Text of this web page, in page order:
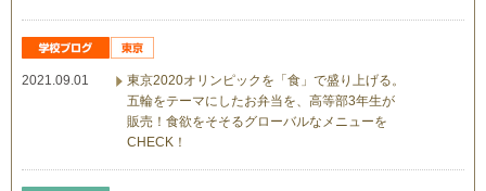
2021.09.01
東京2020オリンピックを「食」で盛り上げる。
五輪をテーマにしたお弁当を、高等部3年生が
販売！食欲をそそるグローバルなメニューを
CHECK！